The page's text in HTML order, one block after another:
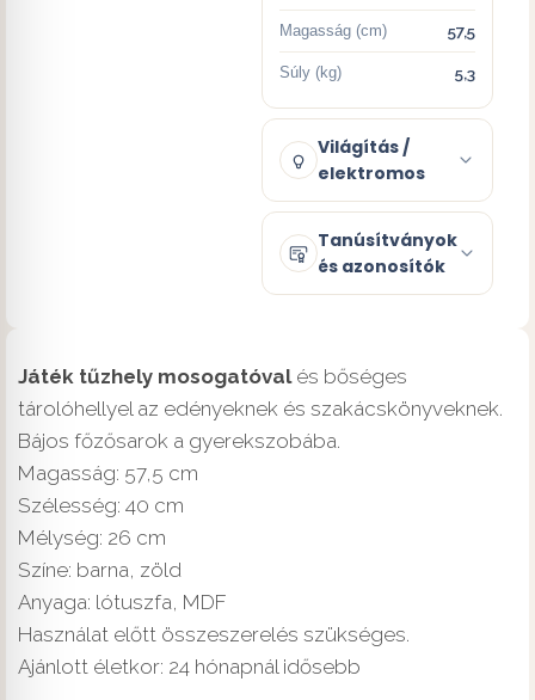
Magasság (cm) 57,5
Súly (kg) 5,3
Világítás /
elektromos
Tanúsítványok
és azonosítók
Játék tűzhely mosogatóvalés bőséges
tárolóhellyel az edényeknek és szakácskönyveknek.
Bájos főzősarok a gyerekszobába.
Magasság: 57,5 cm
Szélesség: 40 cm
Mélység: 26 cm
Színe: barna, zöld
Anyaga: lótuszfa, MDF
Használat előtt összeszerelés szükséges.
Ajánlott életkor: 24 hónapnál idősebb